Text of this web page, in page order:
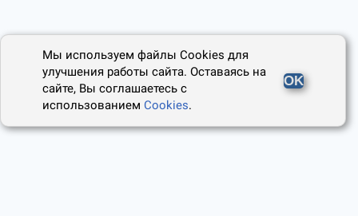
Мы используем файлы Cookies для
улучшения работы сайта. Оставаясь на
сайте, Вы соглашаетесь с
использованиемCookies.
OK